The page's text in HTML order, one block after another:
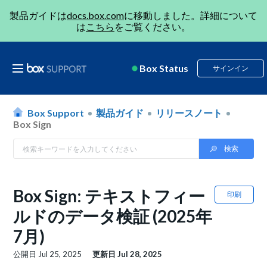
製品ガイドはdocs.box.comに移動しました。詳細について
はこちら をご覧ください。
Box Status サインイン
Box Support 製品ガイド
リリースノート
Box Sign
印刷
Box Sign: テキストフィー
ルドのデータ検証 (2025年
7月)
公開日 Jul 25, 2025 更新日Jul 28, 2025